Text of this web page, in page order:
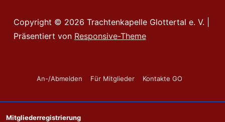
Copyright © 2026 Trachtenkapelle Glottertal e. V.
Präsentiert von Responsive-Theme
Footer-
An-/Abmelden Für Mitglieder Kontakte GO
Mitgliederregistrierung